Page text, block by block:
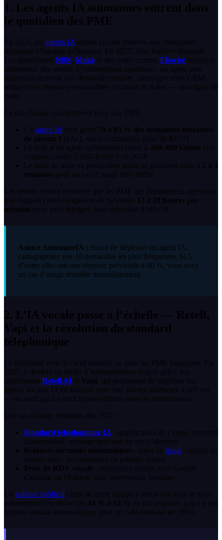
1. Les agents IA autonomes entrent dans
le quotidien des PME
En 2026, les agents IA étaient encore réservés aux entreprises
disposant d’équipes techniques. En 2027, cette barrière disparaît.
Les plateformes N8N Make et des outils comme Flowise intègrent
nativement des nœuds d’orchestration agentique : un agent peut
désormais recevoir une demande entrante, interroger votre CRM,
rédiger une réponse personnalisée et classer le ticket — sans ligne de
code.
Ce qui change concrètement pour une PME :
Un agent IA peut gérer 70 à 85 % des demandes entrantes
de niveau 1 (FAQ, statut commande, prise de RDV)
Le coût d’un agent opérationnel chute à 300–800 €/mois tout
compris, contre 3 000–8 000 € en 2024
Le délai de mise en production passe de plusieurs mois à 2 à 4
semaines pour un cas d’usage bien défini
Les retours terrain montrent que les PME qui déploient un agent sur
leur support client récupèrent en moyenne 12 à 18 heures par
semaine pour leurs équipes, sans réduction d’effectif.
Astuce AutomateIA : Avant de déployer un agent IA,
cartographiez vos 10 demandes les plus fréquentes. Si 5
d’entre elles ont une réponse prévisible à 80 %, vous avez
un cas d’usage rentable immédiatement.
2. L’IA vocale passe à l’échelle — Retell,
Vapi et la révolution du standard
téléphonique
Le téléphone reste le canal numéro un pour les PME françaises. En
2027, il devient un levier d’automatisation majeur grâce aux
plateformes Retell AI et Vapi , qui permettent de déployer des
agents vocaux IA en français avec une latence inférieure à 600 ms
— un seuil qui les rend imperceptibles pour un interlocuteur.
Les cas d’usage rentables dès 2027 :
Standard téléphonique IA : qualification de l’appel, transfert
contextualisé, message structuré en cas d’absence
Relances sortantes automatiques : suivi de devis , rappels de
rendez-vous, recouvrement de premier niveau
Prise de RDV vocale : intégration directe avec Google
Calendar ou Outlook, zéro intervention humaine
Un cabinet médical client de notre équipe a réduit son taux de non-
présentation (no-show) de 34 % à 12 % en six semaines grâce à des
rappels vocaux automatiques, pour un coût mensuel de 180 €.